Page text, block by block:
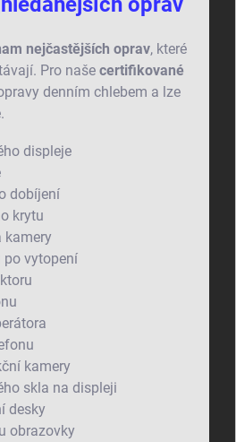
nejčastějších oprav, které
Pro naše certifikované
denním chlebem a lze
displeje
dobíjení
krytu
kamery
po vytopení
kamery
skla na displeji
desky
obrazovky